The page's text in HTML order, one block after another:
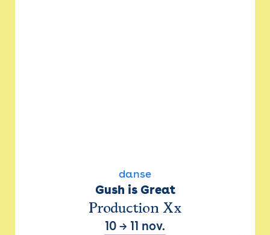
danse
Gush is Great
Production Xx
10 → 11 nov.